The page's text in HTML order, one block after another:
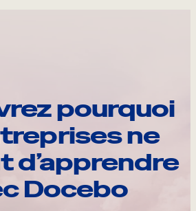
pourquoi
ne
d’apprendre
Docebo